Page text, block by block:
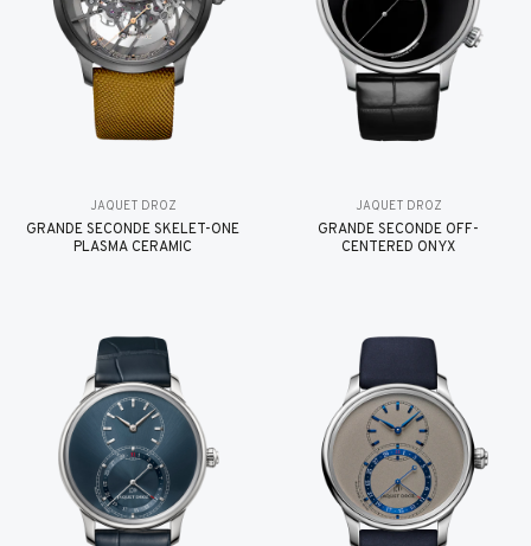
JAQUET DROZ
GRANDE SECONDE SKELET-ONE
PLASMA CERAMIC
JAQUET DROZ
GRANDE SECONDE OFF-
CENTERED ONYX